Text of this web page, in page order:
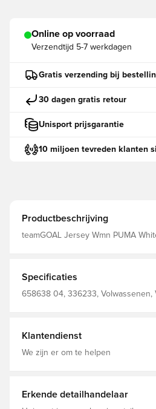
Online op voorraad
Verzendtijd 5-7 werkdagen
Gratis verzending bij
30 dagen gratis retour
Unisport prijsgarantie
10 miljoen tevreden klanten
Productbeschrijving
teamGOAL Jersey Wmn PUMA
Specificaties
658638 04, 336233, Volwassenen,
Drycell (Fun/001)
Klantendienst
We zijn er om te helpen
Erkende detailhandelaar